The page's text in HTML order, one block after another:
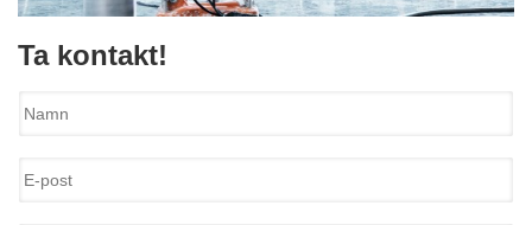
Ta kontakt!